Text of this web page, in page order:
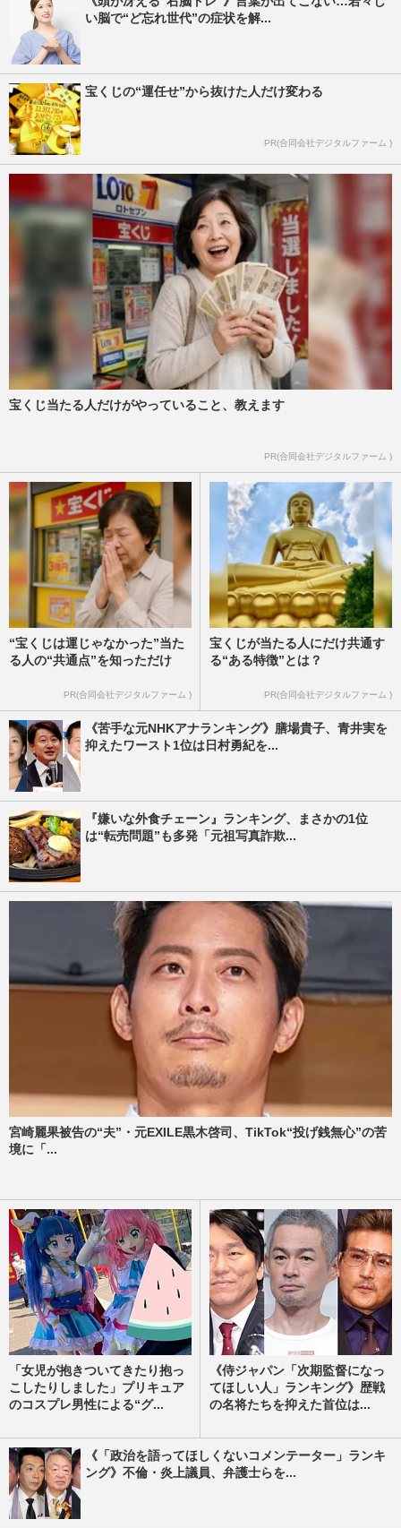
い脳で“ど忘れ世代”の症状を解...
宝くじの“運任せ”から抜けた人だけ変わる
PR(合同会社デジタルファーム )
宝くじ当たる人だけがやっていること、教えます
PR(合同会社デジタルファーム )
“宝くじは運じゃなかった”当た
る人の“共通点”を知っただけ
PR(合同会社デジタルファーム )
宝くじが当たる人にだけ共通す
る“ある特徴”とは？
PR(合同会社デジタルファーム )
《苦手な元NHKアナランキング》膳場貴子、青井実を
抑えたワースト1位は日村勇紀を...
『嫌いな外食チェーン』ランキング、まさかの1位
は“転売問題”も多発「元祖写真詐欺...
宮崎麗果被告の“夫”・元EXILE黒木啓司、TikTok“投げ銭無心”の苦
境に「...
「女児が抱きついてきたり抱っ
こしたりしました」プリキュア
のコスプレ男性による“グ...
《侍ジャパン「次期監督になっ
てほしい人」ランキング》歴戦
の名将たちを抑えた首位は...
《「政治を語ってほしくないコメンテーター」ランキ
ング》不倫・炎上議員、弁護士らを...